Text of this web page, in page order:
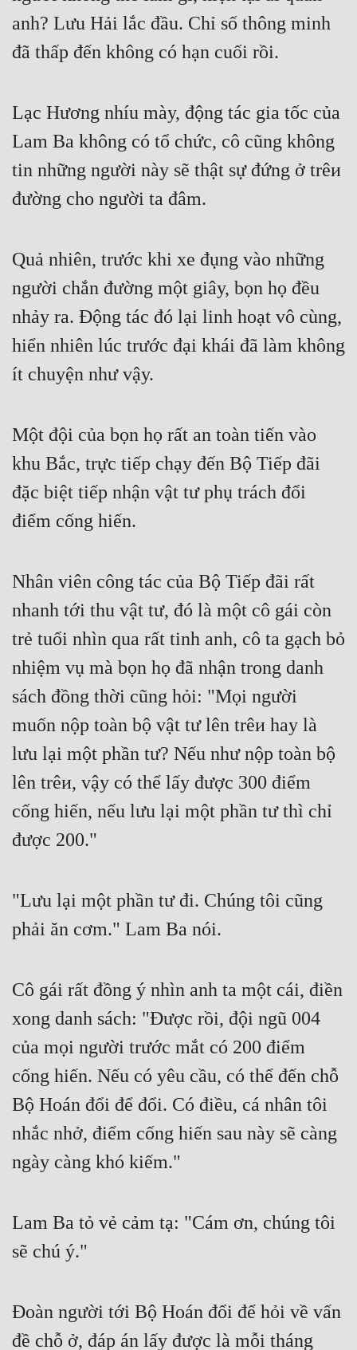
Đông Phương
Đồng Nhân
Cẩu Đạo Trường Sinh
Ngự Thú
Truyện Nữ
Vô Địch Lưu
Xây Dựng Thế Lực
Tính Cách Nhân Vật :
Cơ Trí
Sát Phạt Quyết Đoán
Điềm Đạm
anh? Lưu Hải lắc đầu. Chỉ số thông minh
đã thấp đến không có hạn cuối rồi.
Lạc Hương nhíu mày, động tác gia tốc của
Lam Ba không có tổ chức, cô cũng không
tin những người này sẽ thật sự đứng ở trêи
đường cho người ta đâm.
Quả nhiên, trước khi xe đụng vào những
người chắn đường một giây, bọn họ đều
nhảy ra. Động tác đó lại linh hoạt vô cùng,
hiển nhiên lúc trước đại khái đã làm không
ít chuyện như vậy.
Một đội của bọn họ rất an toàn tiến vào
khu Bắc, trực tiếp chạy đến Bộ Tiếp đãi
đặc biệt tiếp nhận vật tư phụ trách đổi
điểm cống hiến.
Nhân viên công tác của Bộ Tiếp đãi rất
nhanh tới thu vật tư, đó là một cô gái còn
trẻ tuổi nhìn qua rất tinh anh, cô ta gạch bỏ
nhiệm vụ mà bọn họ đã nhận trong danh
sách đồng thời cũng hỏi: "Mọi người
muốn nộp toàn bộ vật tư lên trêи hay là
lưu lại một phần tư? Nếu như nộp toàn bộ
lên trêи, vậy có thể lấy được 300 điểm
cống hiến, nếu lưu lại một phần tư thì chỉ
được 200."
"Lưu lại một phần tư đi. Chúng tôi cũng
phải ăn cơm." Lam Ba nói.
Cô gái rất đồng ý nhìn anh ta một cái, điền
xong danh sách: "Được rồi, đội ngũ 004
của mọi người trước mắt có 200 điểm
cống hiến. Nếu có yêu cầu, có thể đến chỗ
Bộ Hoán đổi để đổi. Có điều, cá nhân tôi
nhắc nhở, điểm cống hiến sau này sẽ càng
ngày càng khó kiếm."
Lam Ba tỏ vẻ cảm tạ: "Cám ơn, chúng tôi
sẽ chú ý."
Đoàn người tới Bộ Hoán đổi để hỏi về vấn
đề chỗ ở, đáp án lấy được là mỗi tháng